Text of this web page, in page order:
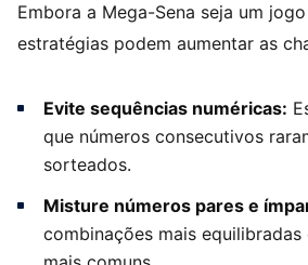
Embora a Mega-Sena seja um
estratégias podem aumentar as
Evite sequências numéricas:
que números consecutivos
sorteados.
Misture números pares e
combinações mais equilibradas